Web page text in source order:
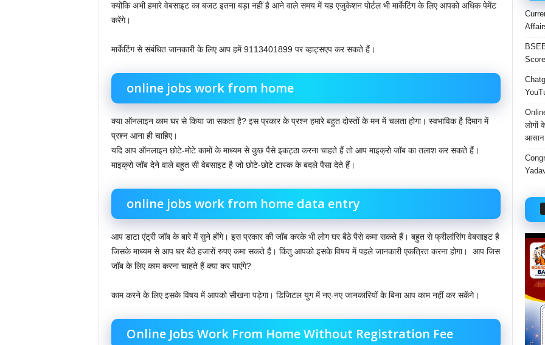
क्योंकि अभी हमारे वेबसाइट का बजट इतना बड़ा नहीं है आने वाले समय में यह एजुकेशन पोर्टल भी मार्केटिंग के लिए आपको अधिक पेमेंट
करेंगे।
मार्केटिंग से संबंधित जानकारी के लिए आप हमें 9113401899 पर व्हाट्सएप कर सकते हैं।
online jobs work from home
क्या ऑनलाइन काम घर से किया जा सकता है? इस प्रकार के प्रश्न हमारे बहुत दोस्तों के मन में चलता होगा। स्वभाविक है दिमाग में
प्रश्न आना ही चाहिए।
यदि आप ऑनलाइन छोटे-मोटे कामों के माध्यम से कुछ पैसे इकट्ठा करना चाहते हैं तो आप माइक्रो जॉब का तलाश कर सकते हैं।
माइक्रो जॉब देने वाले बहुत सी वेबसाइट है जो छोटे-छोटे टास्क के बदले पैसा देते हैं।
online jobs work from home data entry
आप डाटा एंट्री जॉब के बारे में सुने होंगे। इस प्रकार की जॉब करके भी लोग घर बैठे पैसे कमा सकते हैं। बहुत से फ्रीलांसिंग वेबसाइट है
जिसके माध्यम से आप घर बैठे हजारों रुपए कमा सकते हैं। किंतु आपको इसके विषय में पहले जानकारी एकत्रित करना होगा। ‌ आप जिस
जॉब के लिए काम करना चाहते हैं क्या कर पाएंगे?
काम करने के लिए इसके विषय में आपको सीखना पड़ेगा। डिजिटल युग में नए-नए जानकारियों के बिना आप काम नहीं कर सकेंगे।
Online Jobs Work From Home Without Registration Fee
लोगों
आसान